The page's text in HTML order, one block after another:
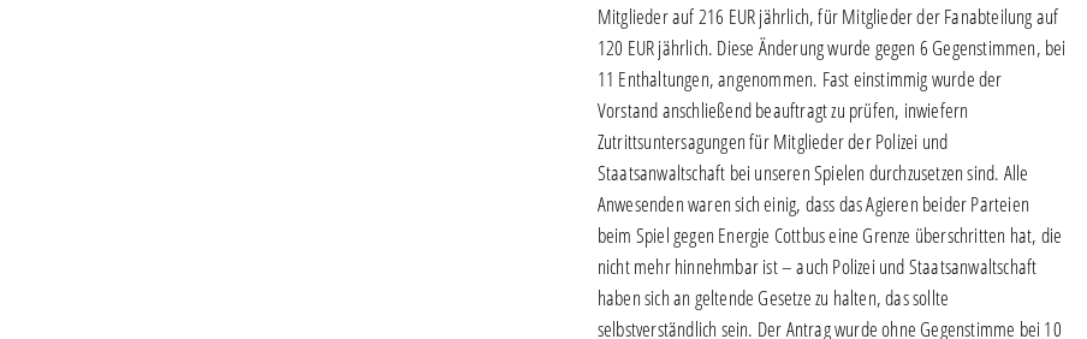
Mitglieder auf 216 EUR jährlich, für Mitglieder der Fanabteilung auf
120 EUR jährlich. Diese Änderung wurde gegen 6 Gegenstimmen, bei
11 Enthaltungen, angenommen. Fast einstimmig wurde der
Vorstand anschließend beauftragt zu prüfen, inwiefern
Zutrittsuntersagungen für Mitglieder der Polizei und
Staatsanwaltschaft bei unseren Spielen durchzusetzen sind. Alle
Anwesenden waren sich einig, dass das Agieren beider Parteien
beim Spiel gegen Energie Cottbus eine Grenze überschritten hat, die
nicht mehr hinnehmbar ist – auch Polizei und Staatsanwaltschaft
haben sich an geltende Gesetze zu halten, das sollte
selbstverständlich sein. Der Antrag wurde ohne Gegenstimme bei 10